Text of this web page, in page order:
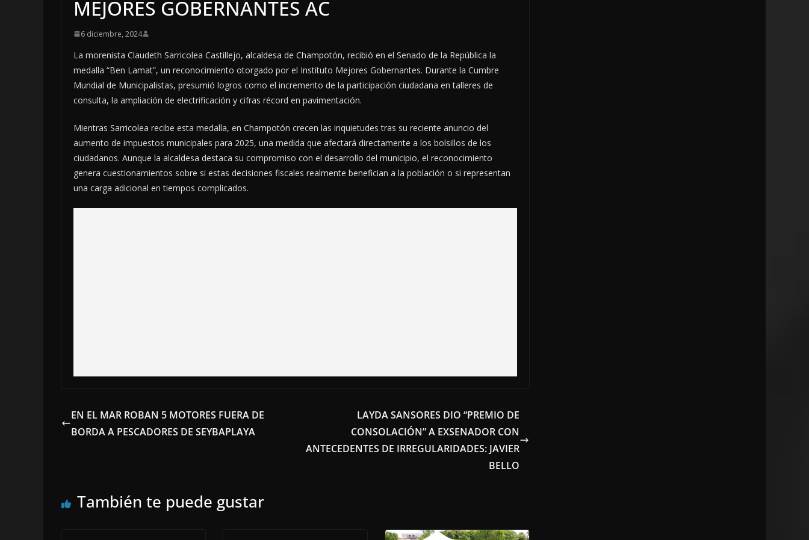
MEJORES GOBERNANTES AC
6 diciembre, 2024
La morenista Claudeth Sarricolea Castillejo, alcaldesa de Champotón, recibió en el Senado de la República la
medalla “Ben Lamat”, un reconocimiento otorgado por el Instituto Mejores Gobernantes. Durante la Cumbre
Mundial de Municipalistas, presumió logros como el incremento de la participación ciudadana en talleres de
consulta, la ampliación de electrificación y cifras récord en pavimentación.
Mientras Sarricolea recibe esta medalla, en Champotón crecen las inquietudes tras su reciente anuncio del
aumento de impuestos municipales para 2025, una medida que afectará directamente a los bolsillos de los
ciudadanos. Aunque la alcaldesa destaca su compromiso con el desarrollo del municipio, el reconocimiento
genera cuestionamientos sobre si estas decisiones fiscales realmente benefician a la población o si representan
una carga adicional en tiempos complicados.
EN EL MAR ROBAN 5 MOTORES FUERA DE
BORDA A PESCADORES DE SEYBAPLAYA
LAYDA SANSORES DIO “PREMIO DE
CONSOLACIÓN” A EXSENADOR CON
ANTECEDENTES DE IRREGULARIDADES: JAVIER
BELLO
También te puede gustar